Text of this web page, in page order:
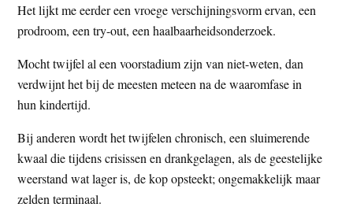
Het lijkt me eerder een vroege verschijningsvorm ervan, een
prodroom, een try-out, een haalbaarheidsonderzoek.
Mocht twijfel al een voorstadium zijn van niet-weten, dan
verdwijnt het bij de meesten meteen na de waaromfase in
hun kindertijd.
Bij anderen wordt het twijfelen chronisch, een sluimerende
kwaal die tijdens crisissen en drankgelagen, als de geestelijke
weerstand wat lager is, de kop opsteekt; ongemakkelijk maar
zelden terminaal.